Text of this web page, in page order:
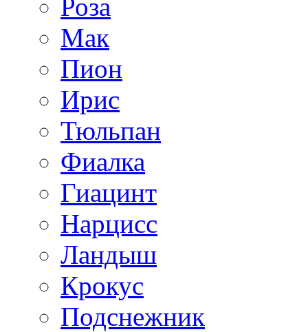
Роза
Мак
Пион
Ирис
Тюльпан
Фиалка
Гиацинт
Нарцисс
Ландыш
Крокус
Подснежник